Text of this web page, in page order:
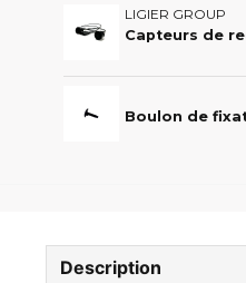
LIGIER GROUP
Description